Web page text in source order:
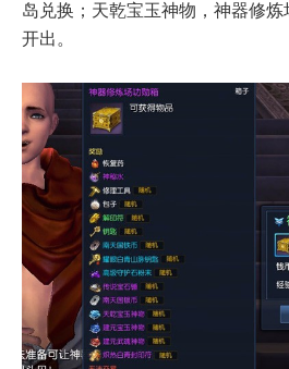
岛兑换；天乾宝玉神物，神器修
开出。